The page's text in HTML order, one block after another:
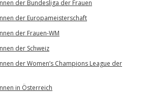
der Bundesliga der Frauen
der Europameisterschaft
der Frauen-WM
der Schweiz
der Women’s Champions League der
in Österreich